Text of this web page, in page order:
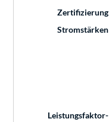
Zertifizierung
Stromstärken
Leistungsfaktor-